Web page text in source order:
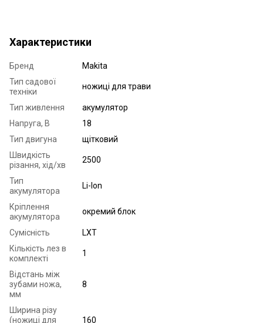
Характеристики
Бренд
Makita
Тип садової
техніки
ножиці для трави
Тип живлення
акумулятор
Напруга, В
18
Тип двигуна
щітковий
Швидкість
різання, хід/хв
2500
Тип
акумулятора
Li-Ion
Кріплення
акумулятора
окремий блок
Сумісність
LXT
Кількість лез в
комплекті
1
Відстань між
зубами ножа,
мм
8
Ширина різу
(ножиці для
160